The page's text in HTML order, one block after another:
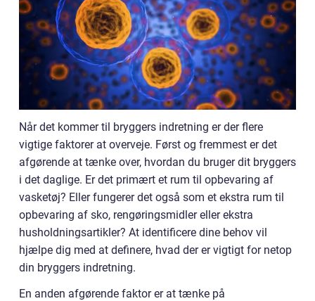
Når det kommer til bryggers indretning er der flere
vigtige faktorer at overveje. Først og fremmest er det
afgørende at tænke over, hvordan du bruger dit bryggers
i det daglige. Er det primært et rum til opbevaring af
vasketøj? Eller fungerer det også som et ekstra rum til
opbevaring af sko, rengøringsmidler eller ekstra
husholdningsartikler? At identificere dine behov vil
hjælpe dig med at definere, hvad der er vigtigt for netop
din bryggers indretning.
En anden afgørende faktor er at tænke på